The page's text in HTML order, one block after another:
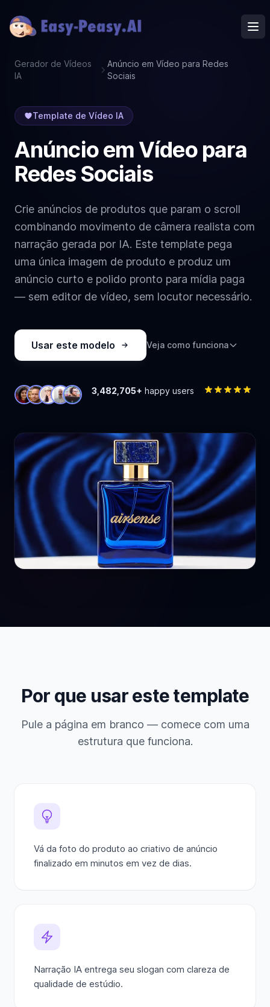
Gerador de Vídeos
IA
Anúncio em Vídeo para Redes
Sociais
Template de Vídeo IA
Anúncio em Vídeo para
Redes Sociais
Crie anúncios de produtos que param o scroll
combinando movimento de câmera realista com
narração gerada por IA. Este template pega
uma única imagem de produto e produz um
anúncio curto e polido pronto para mídia paga
— sem editor de vídeo, sem locutor necessário.
Usar este modelo Veja como funciona
3,482,705+ happy users
Por que usar este template
Pule a página em branco — comece com uma
estrutura que funciona.
Vá da foto do produto ao criativo de anúncio
finalizado em minutos em vez de dias.
Narração IA entrega seu slogan com clareza de
qualidade de estúdio.